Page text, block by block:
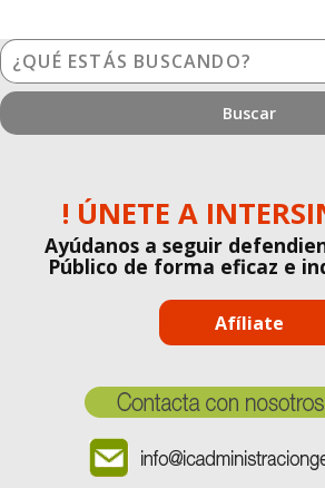
¿Qué
estás
buscando?
! ÚNETE A
Ayúdanos a seguir
Público de forma eficaz e
Afíliate